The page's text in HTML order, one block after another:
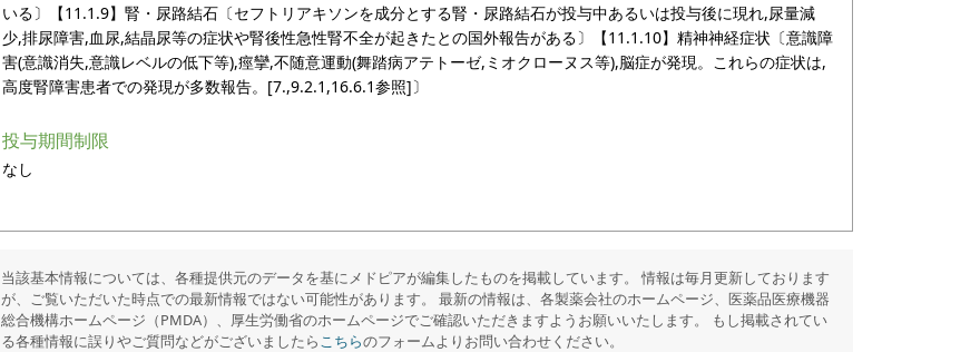
いる〕【11.1.9】腎・尿路結石〔セフトリアキソンを成分とする腎・尿路結石が投与中あるいは投与後に現れ,尿量減
少,排尿障害,血尿,結晶尿等の症状や腎後性急性腎不全が起きたとの国外報告がある〕【11.1.10】精神神経症状〔意識障
害(意識消失,意識レベルの低下等),痙攣,不随意運動(舞踏病アテトーゼ,ミオクローヌス等),脳症が発現。これらの症状は,
高度腎障害患者での発現が多数報告。[7.,9.2.1,16.6.1参照]〕
投与期間制限
なし
当該基本情報については、各種提供元のデータを基にメドピアが編集したものを掲載しています。 情報は毎月更新しております
が、ご覧いただいた時点での最新情報ではない可能性があります。 最新の情報は、各製薬会社のホームページ、医薬品医療機器
総合機構ホームページ（PMDA）、厚生労働省のホームページでご確認いただきますようお願いいたします。 もし掲載されてい
る各種情報に誤りやご質問などがございましたらこちらのフォームよりお問い合わせください。